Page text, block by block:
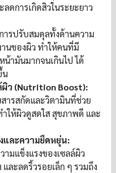
ดการเกิดสิวในระยะยาว
ารปรับสมดุลทั้งด้านความ
นของผิว ทำให้คนที่มี
ามันมากจนเกินไป ได้
น
ผิว (Nutrition Boost):
ารสกัดและวิตามินที่ช่วย
ให้ผิวดูสดใส สุขภาพดี และ
และความยืดหยุ่น:
ามแข็งแรงของเซลล์ผิว
ละลดริ้วรอยเล็ก ๆ รวมถึง